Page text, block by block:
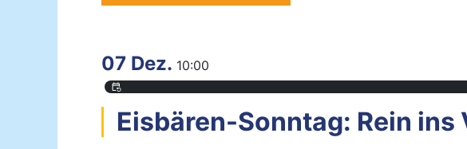
07 Dez. 10:00
event_repeat
Eisbären-Sonntag: Rein ins